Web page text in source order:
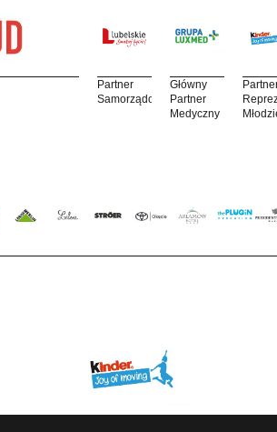
Partner
Samorządowy
Główny
Partner
Medyczny